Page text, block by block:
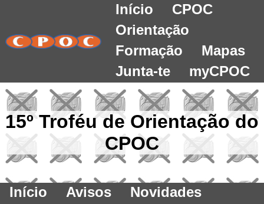
Início
CPOC
Orientação
Formação
Mapas
Junta-te
myCPOC
15º Troféu de Orientação do
CPOC
Início Avisos
Novidades